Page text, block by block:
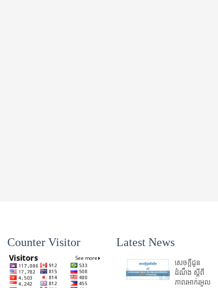
Counter Visitor Latest News
សេចក្តីជូន
ដំណឹង ស្តី​ពី
ភាព​រអាក់រអួល​